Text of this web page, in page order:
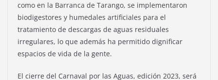
como en la Barranca de Tarango, se implementaron
biodigestores y humedales artificiales para el
tratamiento de descargas de aguas residuales
irregulares, lo que además ha permitido dignificar
espacios de vida de la gente.
El cierre del Carnaval por las Aguas, edición 2023, será